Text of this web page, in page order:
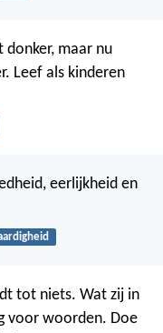
maar nu
Leef als kinderen
eerlijkheid en
tot niets. Wat zij in
voor woorden. Doe